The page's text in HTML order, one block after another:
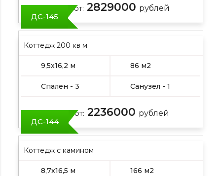
Цена от: 2829000 рублей
ДС-145
Коттедж 200 кв м
9,5х16,2 м 86 м2
Спален - 3 Санузел - 1
Цена от: 2236000 рублей
ДС-144
Коттедж с камином
8,7х16,5 м 166 м2